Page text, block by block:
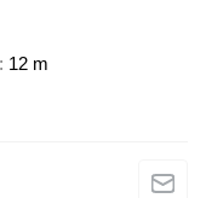
12 m